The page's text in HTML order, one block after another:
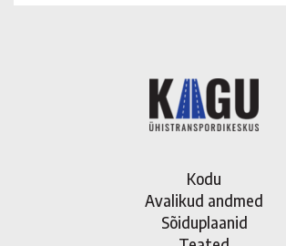
Kodu
Avalikud andmed
Sõiduplaanid